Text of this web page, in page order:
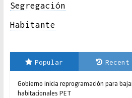
Segregación
Habitante
Popular Recent
Gobierno inicia reprogramación para
habitacionales PET